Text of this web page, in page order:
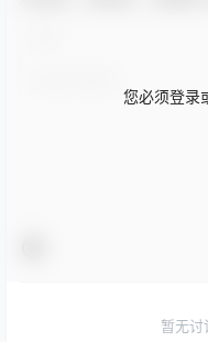
您必须登录
暂无讨